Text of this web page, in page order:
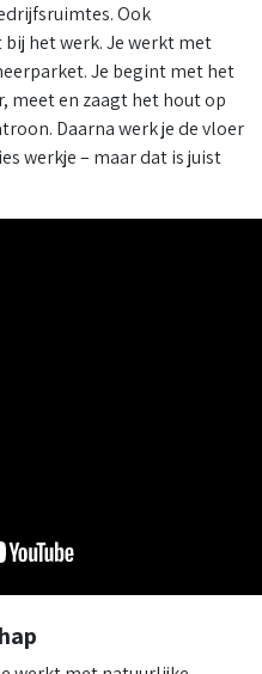
Ook
het werk. Je werkt met
Je begint met het
meet en zaagt het hout op
Daarna werk je de vloer
werkje – maar dat is juist